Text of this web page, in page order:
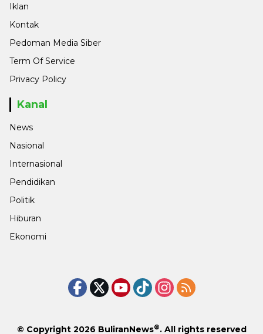
Iklan
Kontak
Pedoman Media Siber
Term Of Service
Privacy Policy
Kanal
News
Nasional
Internasional
Pendidikan
Politik
Hiburan
Ekonomi
© Copyright 2026 BuliranNews®. All rights reserved